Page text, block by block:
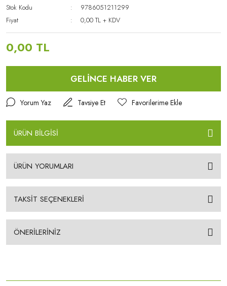
Stok Kodu
9786051211299
Fiyat
0,00 TL + KDV
0,00 TL
GELİNCE HABER VER
Yorum Yaz Tavsiye Et
ÜRÜN BİLGİSİ
ÜRÜN YORUMLARI
TAKSİT SEÇENEKLERİ
ÖNERİLERİNİZ